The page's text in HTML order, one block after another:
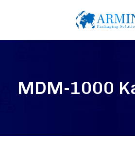
MDM-1000